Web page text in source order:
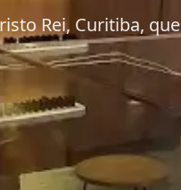
Rei, Curitiba, que